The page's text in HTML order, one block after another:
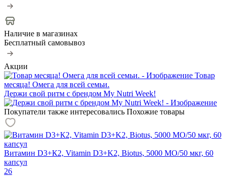
Наличие в магазинах
Бесплатный самовывоз
Акции
Товар
месяца! Омега для всей семьи.
Держи свой ритм с брендом My Nutri Week!
Покупатели также интересовались Похожие товары
Витамин D3+К2, Vitamin D3+K2, Biotus, 5000 МО/50 мкг, 60
капсул
26